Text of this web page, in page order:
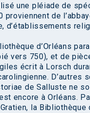
une pléiade de
de
d’établissements
d’Orléans
vers 750), et de
écrit à Lorsch
D’autres
de Salluste ne
encore à Orléans.
la Bibliothèque